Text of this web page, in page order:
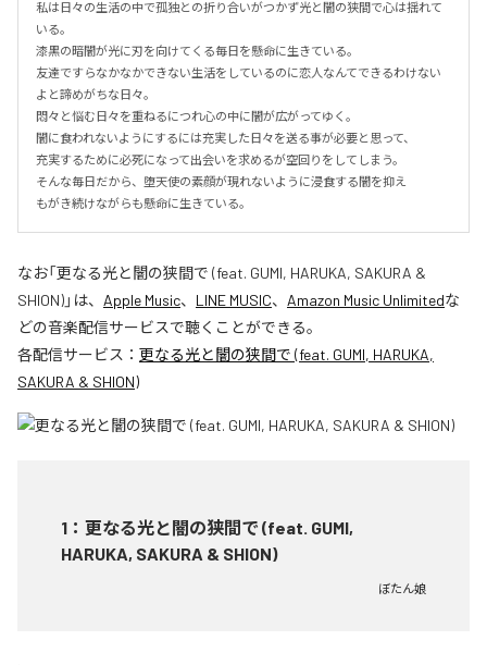
私は日々の生活の中で孤独との折り合いがつかず光と闇の狭間で心は揺れて
いる。
漆黒の暗闇が光に刃を向けてくる毎日を懸命に生きている。
友達ですらなかなかできない生活をしているのに恋人なんてできるわけない
よと諦めがちな日々。
悶々と悩む日々を重ねるにつれ心の中に闇が広がってゆく。
闇に食われないようにするには充実した日々を送る事が必要と思って、
充実するために必死になって出会いを求めるが空回りをしてしまう。
そんな毎日だから、堕天使の素顔が現れないように浸食する闇を抑え
もがき続けながらも懸命に生きている。
なお「更なる光と闇の狭間で (feat. GUMI, HARUKA, SAKURA &
SHION)」は、 Apple Music、 LINE MUSIC、 Amazon Music Unlimitedな
どの音楽配信サービスで聴くことができる。
各配信サービス： 更なる光と闇の狭間で (feat. GUMI, HARUKA,
SAKURA & SHION)
1 ： 更なる光と闇の狭間で (feat. GUMI,
HARUKA, SAKURA & SHION)
ぼたん娘